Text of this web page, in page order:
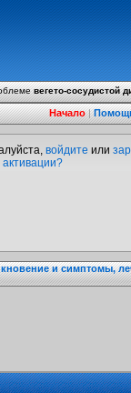
вегето-сосудистой
Начало|
войдите или
и симптомы,